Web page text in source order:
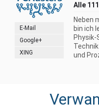
E-Mail
Google+
XING
Alle
Neben
bin ich
und